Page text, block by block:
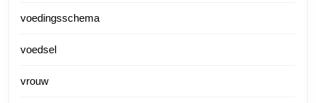
voedingsschema
voedsel
vrouw